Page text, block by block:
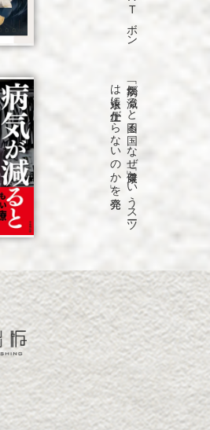
「病気が
減る
と
困る
国
な
ぜ
「健康」と
い
う
ス
ーツ
は
永遠に
仕上が
ら
な
い
の
か
」を
発売